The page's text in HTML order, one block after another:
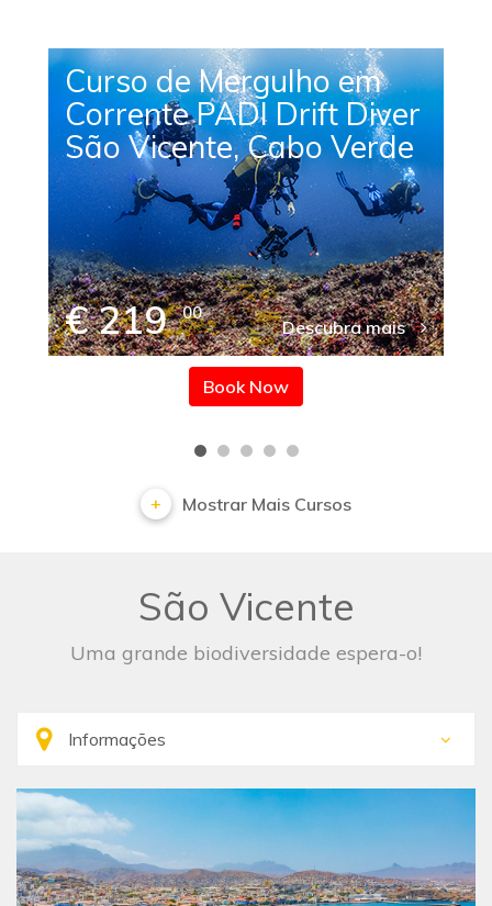
Curso de Mergulho em
Corrente PADI Drift Diver
São Vicente, Cabo Verde
€ 219 00
Descubra mais
Book Now
Mostrar Mais Cursos
São Vicente
Uma grande biodiversidade espera-o!